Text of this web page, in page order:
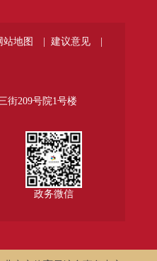
站地图 |
建议意见 |
街209号院1号楼
政务微信